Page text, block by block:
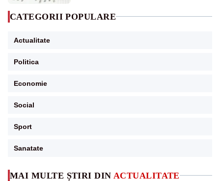
MAI MULTE ȘTIRI DIN ACTUALITATE
CATEGORII POPULARE
Actualitate
Politica
Economie
Social
Sport
Sanatate